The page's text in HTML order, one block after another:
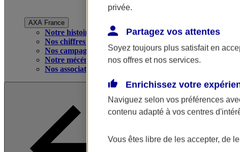
AXA France
Notre histoire
Nos chiffres clés
Nos campagnes publicitaires
Notre mécénat
Nos associations
privée.
Partagez vos attentes
Soyez toujours plus satisfait en
nos offres et nos services.
Enrichissez votre
Naviguez selon vos préférences
contenu adapté à vos centres
Vous êtes libre de les accepter, de